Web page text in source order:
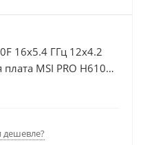
16x5.4 ГГц 12x4.2
MSI PRO H610M-
Память DDR4 64Gb,